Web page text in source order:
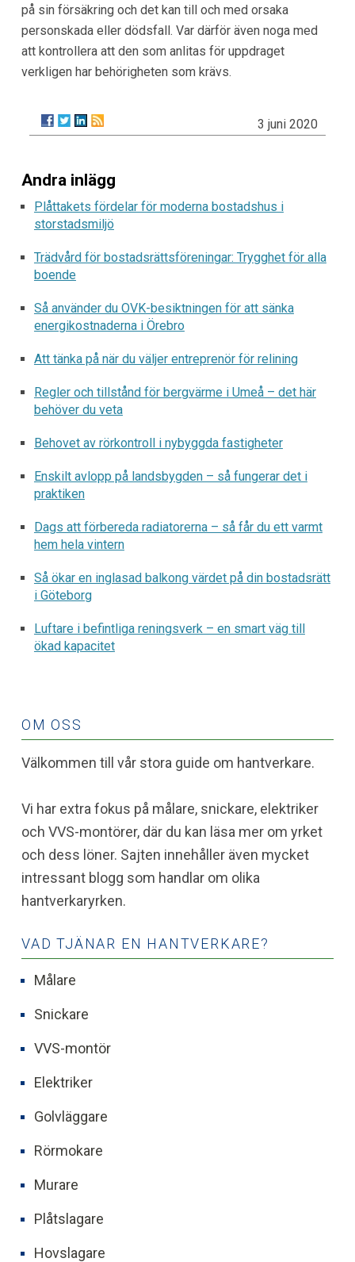
på sin försäkring och det kan till och med orsaka
personskada eller dödsfall. Var därför även noga med
att kontrollera att den som anlitas för uppdraget
verkligen har behörigheten som krävs.
3 juni 2020
Andra inlägg
Plåttakets fördelar för moderna bostadshus i
storstadsmiljö
Trädvård för bostadsrättsföreningar: Trygghet för alla
boende
Så använder du OVK-besiktningen för att sänka
energikostnaderna i Örebro
Att tänka på när du väljer entreprenör för relining
Regler och tillstånd för bergvärme i Umeå – det här
behöver du veta
Behovet av rörkontroll i nybyggda fastigheter
Enskilt avlopp på landsbygden – så fungerar det i
praktiken
Dags att förbereda radiatorerna – så får du ett varmt
hem hela vintern
Så ökar en inglasad balkong värdet på din bostadsrätt
i Göteborg
Luftare i befintliga reningsverk – en smart väg till
ökad kapacitet
OM OSS
Välkommen till vår stora guide om hantverkare.
Vi har extra fokus på målare, snickare, elektriker
och VVS-montörer, där du kan läsa mer om yrket
och dess löner. Sajten innehåller även mycket
intressant blogg som handlar om olika
hantverkaryrken.
VAD TJÄNAR EN HANTVERKARE?
Målare
Snickare
VVS-montör
Elektriker
Golvläggare
Rörmokare
Murare
Plåtslagare
Hovslagare